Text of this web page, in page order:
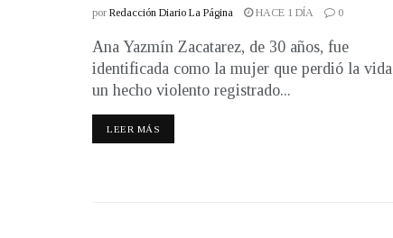
por Redacción Diario La Página HACE 1 DÍA 0
Ana Yazmín Zacatarez, de 30 años, fue
identificada como la mujer que perdió la
un hecho violento registrado...
LEER MÁS